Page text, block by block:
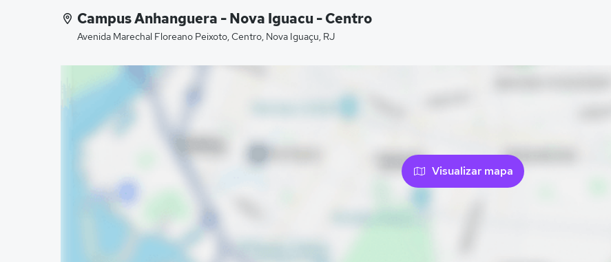
Campus Anhanguera - Nova Iguacu - Centro
Avenida Marechal Floreano Peixoto, Centro, Nova Iguaçu, RJ
Visualizar mapa